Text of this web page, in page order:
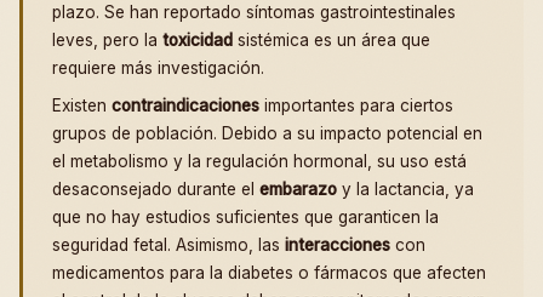
plazo. Se han reportado síntomas gastrointestinales
leves, pero la toxicidad sistémica es un área que
requiere más investigación.
Existen contraindicaciones importantes para ciertos
grupos de población. Debido a su impacto potencial en
el metabolismo y la regulación hormonal, su uso está
desaconsejado durante el embarazo y la lactancia, ya
que no hay estudios suficientes que garanticen la
seguridad fetal. Asimismo, las interacciones con
medicamentos para la diabetes o fármacos que afecten